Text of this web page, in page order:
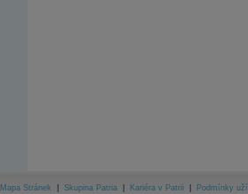
Mapa Stránek Skupina Patria Kariéra v Patrii Podmínky